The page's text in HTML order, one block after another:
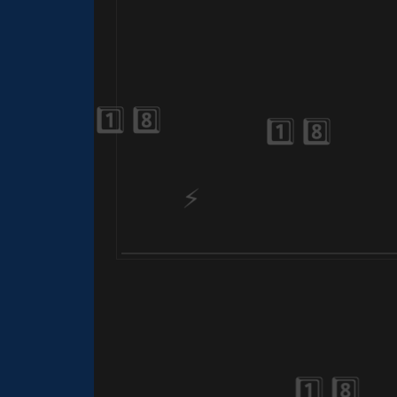
🎂
🎈